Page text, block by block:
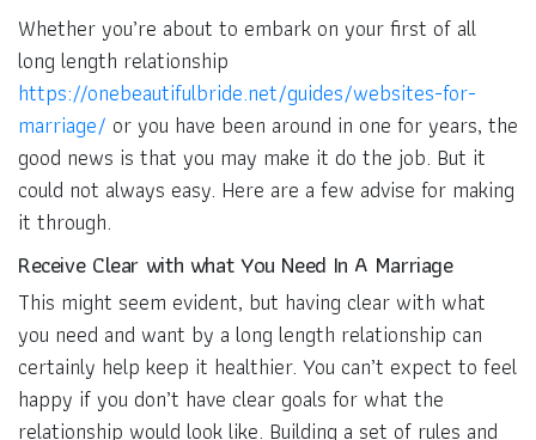
Whether you’re about to embark on your first of all
long length relationship
https://onebeautifulbride.net/guides/websites-for-
marriage/ or you have been around in one for years, the
good news is that you may make it do the job. But it
could not always easy. Here are a few advise for making
it through.
Receive Clear with what You Need In A Marriage
This might seem evident, but having clear with what
you need and want by a long length relationship can
certainly help keep it healthier. You can’t expect to feel
happy if you don’t have clear goals for what the
relationship would look like. Building a set of rules and